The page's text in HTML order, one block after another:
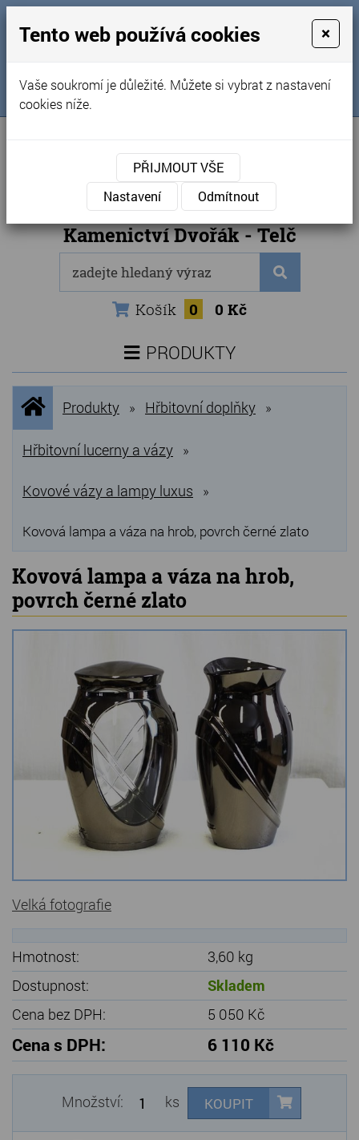
Obchodní podmínky
Kontakty
Naše kamenictví
Sledujte nás na FB
Internetový obchod
Kamenictví Dvořák - Telč
Košík 0 0 Kč
PRODUKTY
NOVINKY
NEJPRODÁVANĚJŠÍ
VÝPRODEJ
Produkty
Grilovací, pečící kameny
Lávové grilovací kameny
Kamenné truhlíky
Chladící kostky a puky
Hřbitovní doplňky
Zvířecí náhrobky a pomníčky
Kamenné stoly, konferenční stolky
Barevné kamenné drti
Štípané kamenné obklady
Dárkové předměty z přírodního kamene
Gabiony, gabionový kámen
Údržba a čištění kamene
Úvodní
stránka
Produkty » Hřbitovní doplňky »
Hřbitovní lucerny a vázy »
Kovové vázy a lampy luxus »
Kovová lampa a váza na hrob, povrch černé zlato
Kovová lampa a váza na hrob,
povrch černé zlato
Velká fotografie
Hmotnost:
3,60 kg
Dostupnost:
Skladem
Cena bez DPH:
5 050 Kč
Cena s DPH: 6 110 Kč
Množství: ks KOUPIT
Tento web používá cookies ×
Vaše soukromí je důležité. Můžete si vybrat z nastavení
cookies níže.
PŘIJMOUT VŠE
Nastavení
Odmítnout